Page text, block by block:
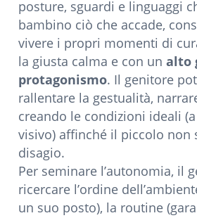
posture, sguardi e linguaggi
bambino ciò che accade,
vivere i propri momenti di
la giusta calma e con un alto
protagonismo. Il genitore
rallentare la gestualità,
creando le condizioni ideali
visivo) affinché il piccolo non
disagio.
Per seminare l’autonomia, il
ricercare l’ordine
un suo posto), la routine